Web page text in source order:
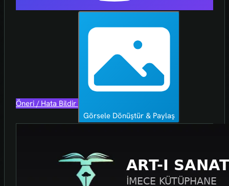
Öneri / Hata Bildir
Görsele Dönüştür & Paylaş